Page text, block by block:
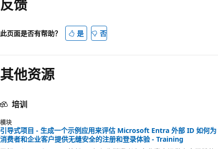
反馈
此页面是否有帮助？ 是 否
其他资源
培训
模块
引导式项目 - 生成一个示例应用来评估 Microsoft Entra 外部 ID 如何为
消费者和企业客户提供无缝安全的注册和登录体验 - Training